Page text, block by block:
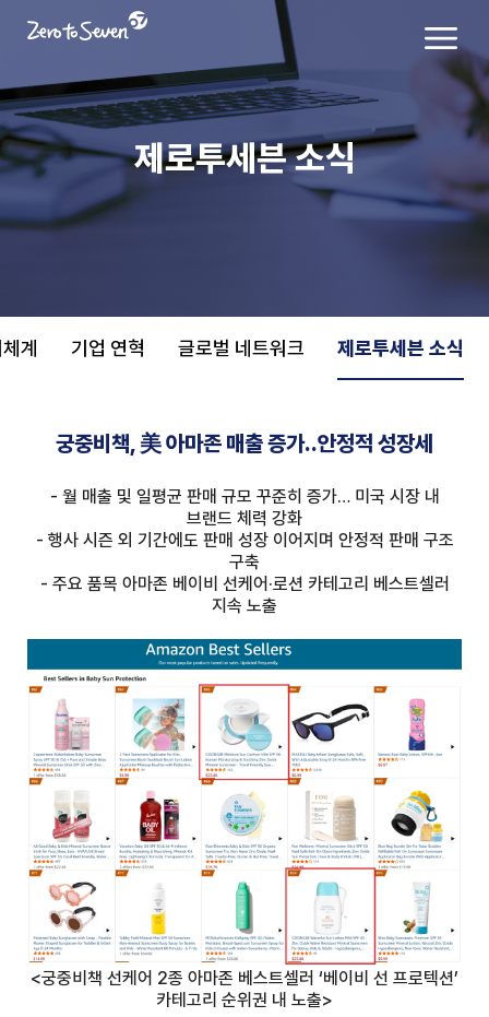
제로투세븐 소식
계 기업 연혁 글로벌 네트워크 제로투세븐 소식
궁중비책, 美 아마존 매출 증가..안정적 성장세
- 월 매출 및 일평균 판매 규모 꾸준히 증가… 미국 시장 내
브랜드 체력 강화
- 행사 시즌 외 기간에도 판매 성장 이어지며 안정적 판매 구조
구축
- 주요 품목 아마존 베이비 선케어·로션 카테고리 베스트셀러
지속 노출
<궁중비책 선케어 2종 아마존 베스트셀러 ‘베이비 선 프로텍션’
카테고리 순위권 내 노출>